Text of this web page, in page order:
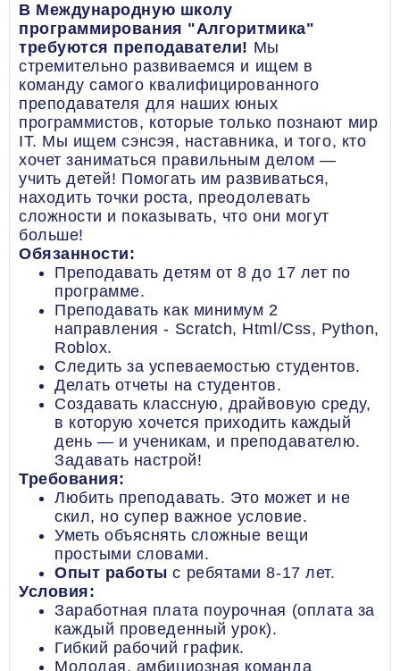
В Международную школу
программирования "Алгоритмика"
требуются преподаватели! Мы
стремительно развиваемся и ищем в
команду самого квалифицированного
преподавателя для наших юных
программистов, которые только познают мир
IT. Мы ищем сэнсэя, наставника, и того, кто
хочет заниматься правильным делом —
учить детей! Помогать им развиваться,
находить точки роста, преодолевать
сложности и показывать, что они могут
больше!
Обязанности:
Преподавать детям от 8 до 17 лет по
программе.
Преподавать как минимум 2
направления - Scratch, Html/Css, Python,
Roblox.
Следить за успеваемостью студентов.
Делать отчеты на студентов.
Создавать классную, драйвовую среду,
в которую хочется приходить каждый
день — и ученикам, и преподавателю.
Задавать настрой!
Требования:
Любить преподавать. Это может и не
скил, но супер важное условие.
Уметь объяснять сложные вещи
простыми словами.
Опыт работы с ребятами 8-17 лет.
Условия:
Заработная плата поурочная (оплата за
каждый проведенный урок).
Гибкий рабочий график.
Молодая, амбициозная команда